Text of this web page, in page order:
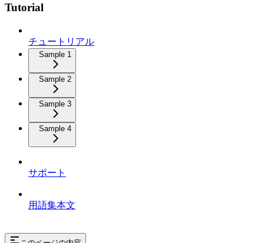
Tutorial
チュートリアル
Sample 1
Sample 2
Sample 3
Sample 4
サポート
用語集本文